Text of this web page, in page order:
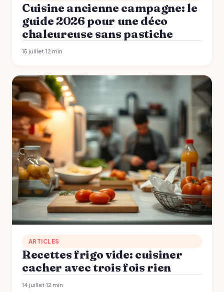
Cuisine ancienne campagne: le
guide 2026 pour une déco
chaleureuse sans pastiche
15 juillet·12 min
ARTICLES
Recettes frigo vide: cuisiner
cacher avec trois fois rien
14 juillet·12 min